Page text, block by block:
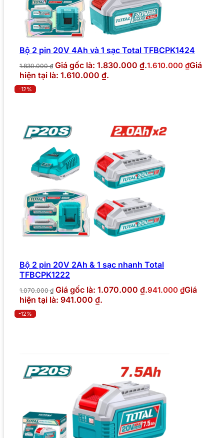
Bộ 2 pin 20V 4Ah và 1 sạc Total TFBCPK1424
1.830.000₫ Giá gốc là: 1.830.000 ₫.1.610.000 ₫Giá
hiện tại là: 1.610.000 ₫.
-12%
Bộ 2 pin 20V 2Ah & 1 sạc nhanh Total
TFBCPK1222
1.070.000₫ Giá gốc là: 1.070.000 ₫.941.000 ₫Giá
hiện tại là: 941.000 ₫.
-12%